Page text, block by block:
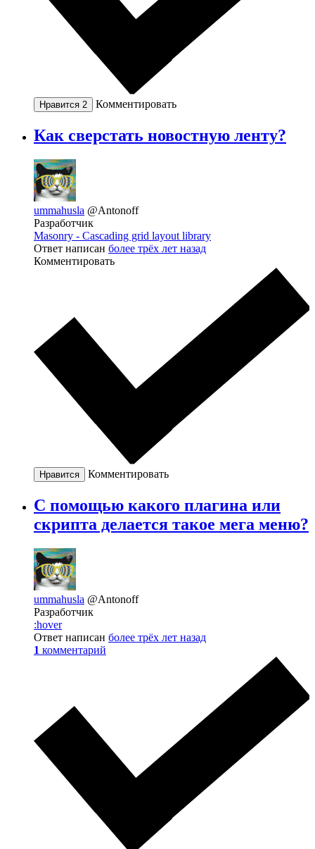
Нравится 2 Комментировать
Как сверстать новостную ленту?
ummahusla @Antonoff
Разработчик
Masonry - Cascading grid layout library
Ответ написан более трёх лет назад
Комментировать
Нравится Комментировать
С помощью какого плагина или
скрипта делается такое мега меню?
ummahusla @Antonoff
Разработчик
:hover
Ответ написан более трёх лет назад
1 комментарий